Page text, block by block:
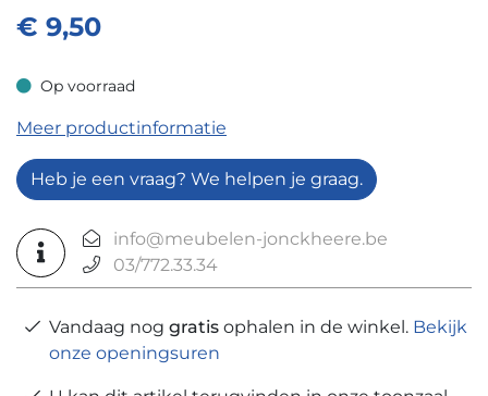
€ 9,50
Op voorraad
Op voorraad
Meer productinformatie
Heb je een vraag? We helpen je graag.
info@meubelen-jonckheere.be
03/772.33.34
Vandaag nog gratis ophalen in de winkel. Bekijk
onze openingsuren